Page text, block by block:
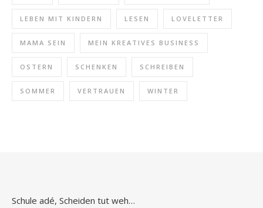
LEBEN MIT KINDERN LESEN LOVELETTER
MAMA SEIN MEIN KREATIVES BUSINESS
OSTERN SCHENKEN SCHREIBEN
SOMMER VERTRAUEN WINTER
Schule adé, Scheiden tut weh…